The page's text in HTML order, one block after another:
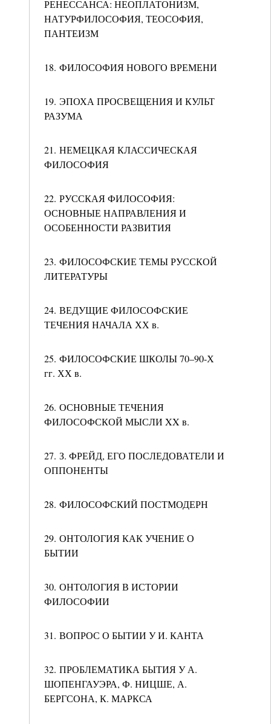
РЕНЕССАНСА: НЕОПЛАТОНИЗМ,
НАТУРФИЛОСОФИЯ, ТЕОСОФИЯ,
ПАНТЕИЗМ
18. ФИЛОСОФИЯ НОВОГО ВРЕМЕНИ
19. ЭПОХА ПРОСВЕЩЕНИЯ И КУЛЬТ
РАЗУМА
21. НЕМЕЦКАЯ КЛАССИЧЕСКАЯ
ФИЛОСОФИЯ
22. РУССКАЯ ФИЛОСОФИЯ:
ОСНОВНЫЕ НАПРАВЛЕНИЯ И
ОСОБЕННОСТИ РАЗВИТИЯ
23. ФИЛОСОФСКИЕ ТЕМЫ РУССКОЙ
ЛИТЕРАТУРЫ
24. ВЕДУЩИЕ ФИЛОСОФСКИЕ
ТЕЧЕНИЯ НАЧАЛА ХХ в.
25. ФИЛОСОФСКИЕ ШКОЛЫ 70–90-Х
гг. ХХ в.
26. ОСНОВНЫЕ ТЕЧЕНИЯ
ФИЛОСОФСКОЙ МЫСЛИ XX в.
27. З. ФРЕЙД, ЕГО ПОСЛЕДОВАТЕЛИ И
ОППОНЕНТЫ
28. ФИЛОСОФСКИЙ ПОСТМОДЕРН
29. ОНТОЛОГИЯ КАК УЧЕНИЕ О
БЫТИИ
30. ОНТОЛОГИЯ В ИСТОРИИ
ФИЛОСОФИИ
31. ВОПРОС О БЫТИИ У И. КАНТА
32. ПРОБЛЕМАТИКА БЫТИЯ У А.
ШОПЕНГАУЭРА, Ф. НИЦШЕ, А.
БЕРГСОНА, К. МАРКСА